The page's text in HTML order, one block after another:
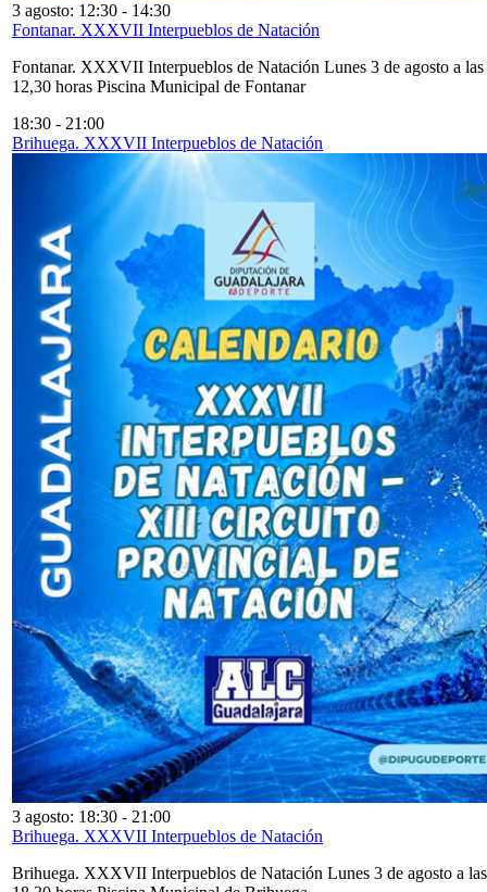
3 agosto: 12:30 - 14:30
Fontanar. XXXVII Interpueblos de Natación
Fontanar. XXXVII Interpueblos de Natación Lunes 3 de agosto a las
12,30 horas Piscina Municipal de Fontanar
18:30 - 21:00
Brihuega. XXXVII Interpueblos de Natación
3 agosto: 18:30 - 21:00
Brihuega. XXXVII Interpueblos de Natación
Brihuega. XXXVII Interpueblos de Natación Lunes 3 de agosto a las